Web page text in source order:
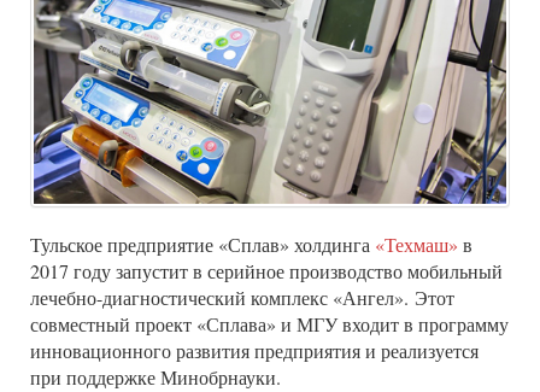
Тульское предприятие «Сплав» холдинга «Техмаш» в
2017 году запустит в серийное производство мобильный
лечебно-диагностический комплекс «Ангел». Этот
совместный проект «Сплава» и МГУ входит в программу
инновационного развития предприятия и реализуется
при поддержке Минобрнауки.